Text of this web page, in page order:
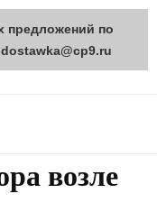
возле
предложений по